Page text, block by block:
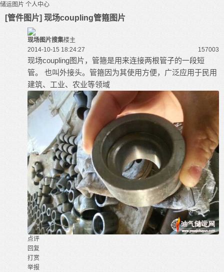
储运图片 个人中心
[管件图片] 现场coupling管箍图片
现场图片搜集楼主
2014-10-15 18:24:27
157003
现场coupling图片，管箍是用来连接两根管子的一段短
管。 也叫外接头。管箍因为其使用方便，广泛应用于民用
建筑、工业、农业等领域
点评
回复
打赏
举报